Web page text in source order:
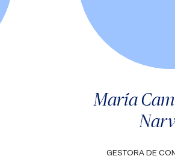
María
GESTORA DE